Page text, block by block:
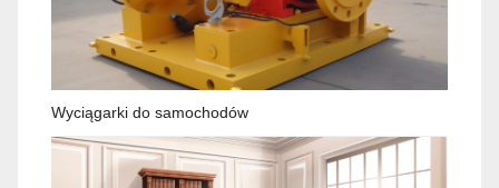
Wyciągarki do samochodów